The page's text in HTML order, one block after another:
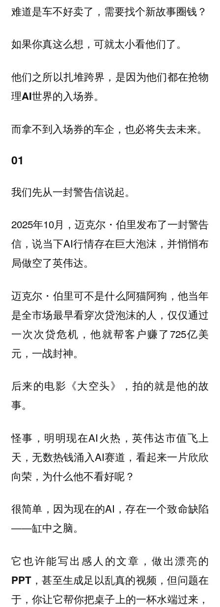
难道是车不好卖了，需要找个新故事圈钱？
如果你真这么想，可就太小看他们了。
他们之所以扎堆跨界，是因为他们都在抢物
理AI世界的入场券。
而拿不到入场券的车企，也必将失去未来。
01
我们先从一封警告信说起。
2025年10月，迈克尔・伯里发布了一封警告
信，说当下AI行情存在巨大泡沫，并悄悄布
局做空了英伟达。
迈克尔・伯里可不是什么阿猫阿狗，他当年
是全市场最早看穿次贷泡沫的人，仅仅通过
一次次贷危机，他就帮客户赚了725亿美
元，一战封神。
后来的电影《大空头》，拍的就是他的故
事。
怪事，明明现在AI火热，英伟达市值飞上
天，无数热钱涌入AI赛道，看起来一片欣欣
向荣，为什么他不看好呢？
很简单，因为现在的AI，存在一个致命缺陷
——缸中之脑。
它也许能写出感人的文章，做出漂亮的
PPT，甚至生成足以乱真的视频，但问题在
于，你让它帮你把桌子上的一杯水端过来，